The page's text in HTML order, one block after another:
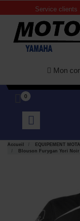
Service clients
Mon
0
Accueil EQUIPEMENT
Blouson Furygan Yori